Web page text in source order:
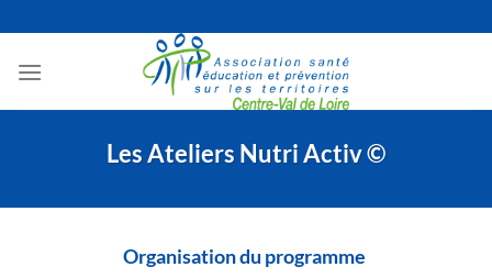
au
contenu
Les Ateliers Nutri Activ ©
Organisation du programme